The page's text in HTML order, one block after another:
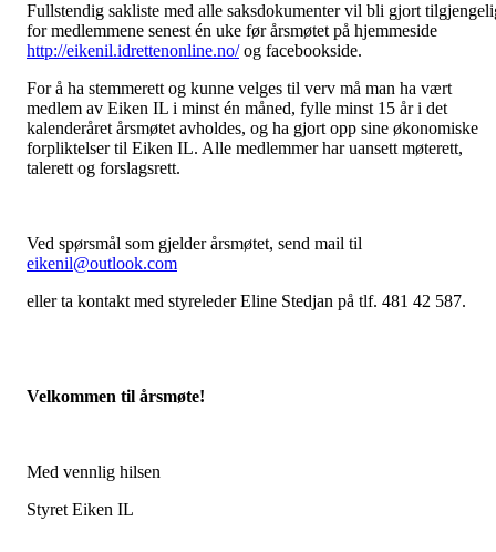
Fullstendig sakliste med alle saksdokumenter vil bli gjort
for medlemmene senest én uke før årsmøtet på hjemmeside
http://eikenil.idrettenonline.no/og facebookside.
For å ha stemmerett og kunne velges til verv må man ha vært
medlem av Eiken IL i minst én måned, fylle minst 15 år i det
kalenderåret årsmøtet avholdes, og ha gjort opp sine økonomiske
forpliktelser til Eiken IL. Alle medlemmer har uansett møterett,
talerett og forslagsrett.
Ved spørsmål som gjelder årsmøtet, send mail til
eikenil@outlook.com
eller ta kontakt med styreleder Eline Stedjan på tlf. 481 42 587.
Velkommen til årsmøte!
Med vennlig hilsen
Styret Eiken IL